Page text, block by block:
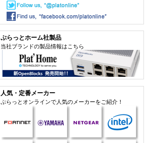
ぷらっとホーム社製品
当社ブランドの製品情報はこちら
人気・定番メーカー
ぷらっとオンラインで人気のメーカーをご紹介！